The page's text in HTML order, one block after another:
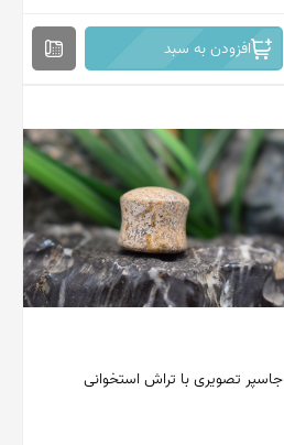
افزودن به سبد
جاسپر تصویری با تراش استخوانی